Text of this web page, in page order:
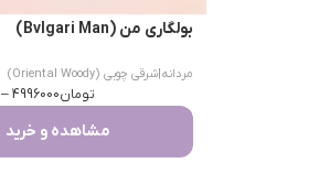
بولگاری من (Bvlgari Man)
مردانه|شرقی چوبی (Oriental Woody)
تومان4996000
–
مشاهده و خرید